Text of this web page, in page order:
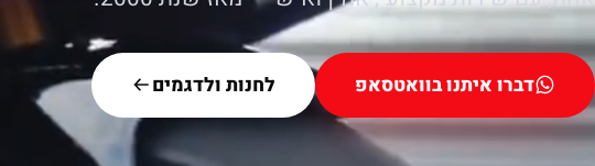
דברו איתנו בוואטסאפ לחנות ולדגמים